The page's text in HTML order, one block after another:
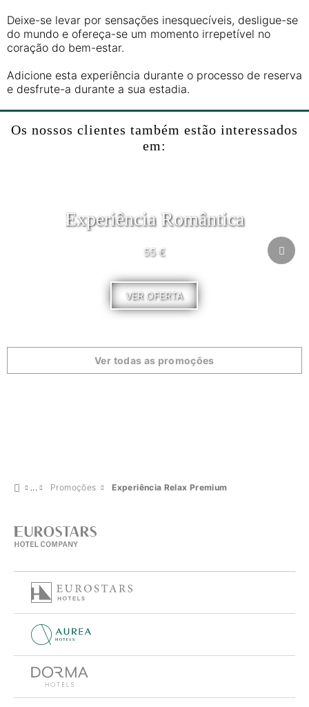
Deixe-se levar por sensações inesquecíveis, desligue-se
do mundo e ofereça-se um momento irrepetível no
coração do bem-estar.
Adicione esta experiência durante o processo de reserva
e desfrute-a durante a sua estadia.
Os nossos clientes também estão interessados
em:
Experiência Romântica
55 €
VER OFERTA
Ver todas as promoções
Promoções Experiência Relax Premium